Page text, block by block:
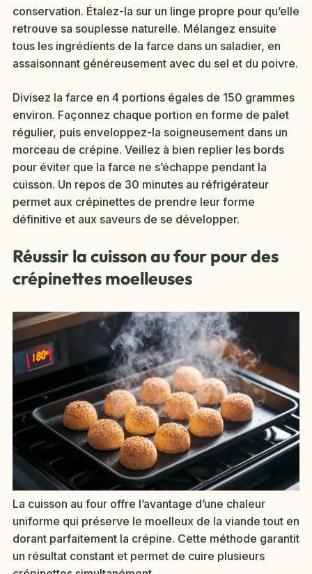
conservation. Étalez-la sur un linge propre pour qu’elle
retrouve sa souplesse naturelle. Mélangez ensuite
tous les ingrédients de la farce dans un saladier, en
assaisonnant généreusement avec du sel et du poivre.
Divisez la farce en 4 portions égales de 150 grammes
environ. Façonnez chaque portion en forme de palet
régulier, puis enveloppez-la soigneusement dans un
morceau de crépine. Veillez à bien replier les bords
pour éviter que la farce ne s’échappe pendant la
cuisson. Un repos de 30 minutes au réfrigérateur
permet aux crépinettes de prendre leur forme
définitive et aux saveurs de se développer.
Réussir la cuisson au four pour des
crépinettes moelleuses
La cuisson au four offre l’avantage d’une chaleur
uniforme qui préserve le moelleux de la viande tout en
dorant parfaitement la crépine. Cette méthode garantit
un résultat constant et permet de cuire plusieurs